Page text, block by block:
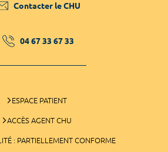
Contacter le CHU
04 67 33 67 33
ESPACE PATIENT
ACCÈS AGENT CHU
: PARTIELLEMENT CONFORME